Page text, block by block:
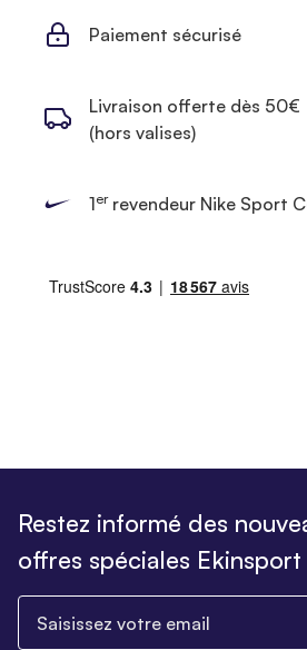
Paiement sécurisé
Livraison offerte dès 50€
(hors valises)
1errevendeur Nike Sport
Restez informé des
offres spéciales Ekinsport